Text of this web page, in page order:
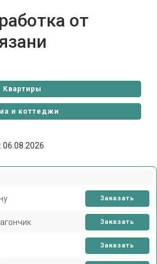
от
Квартиры
и коттеджи
Заказать
Заказать
Заказать